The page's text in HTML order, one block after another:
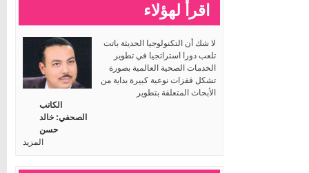
اقرأ لهؤلاء
لا شك أن التكنولوجيا الحديثة باتت
تلعب دورا استراتجيا في تطوير
الخدمات الصحية العالمية بصورة
تشكل قفزات نوعية كبيرة بداية من
الأبحاث المتعلقة بتطوير
الكاتب
الصحفي: خالد
حسن
المزيد